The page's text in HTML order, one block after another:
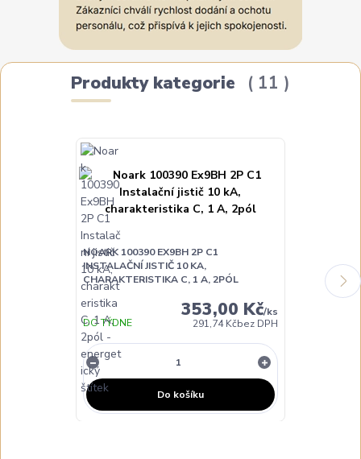
Produkty kategorie 11
NOARK 100390 EX9BH 2P C1
INSTALAČNÍ JISTIČ 10 KA,
CHARAKTERISTIKA C, 1 A, 2PÓL
353,00 Kč/ks
291,74 Kčbez DPH
DO TÝDNE
Do košíku
INSTALAČNÍ